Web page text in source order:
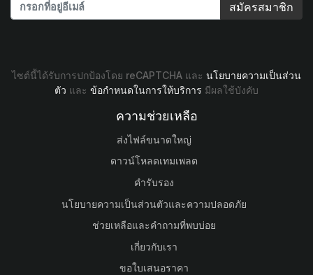
สมัครสมาชิก
ไซต์นี้ได้รับการปกป้องโดย reCAPTCHA และ นโยบายความเป็นส่วน
ตัว และ ข้อกำหนดในการให้บริการ มีผลใช้บังคับ
ความช่วยเหลือ
ส่งไฟล์ขนาดใหญ่
ดาวน์โหลดเทมเพลต
คำรับรอง
นโยบายความเป็นส่วนตัวและความปลอดภัย
ช่วยเหลือและคำถามที่พบบ่อย
เกี่ยวกับเรา
ขอใบเสนอราคา